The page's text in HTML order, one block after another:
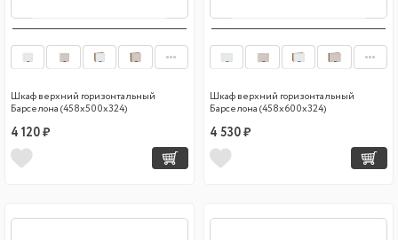
Шкаф верхний горизонтальный
Барселона (458х500х324)
4 120 ₽
Шкаф верхний горизонтальный
Барселона (458х600х324)
4 530 ₽